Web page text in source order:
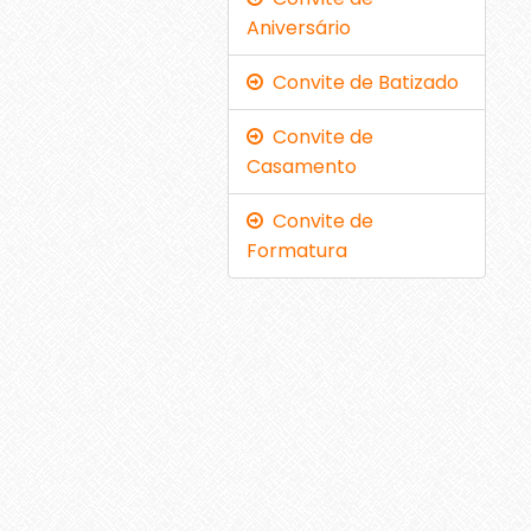
Aniversário
Convite de Batizado
Convite de
Casamento
Convite de
Formatura